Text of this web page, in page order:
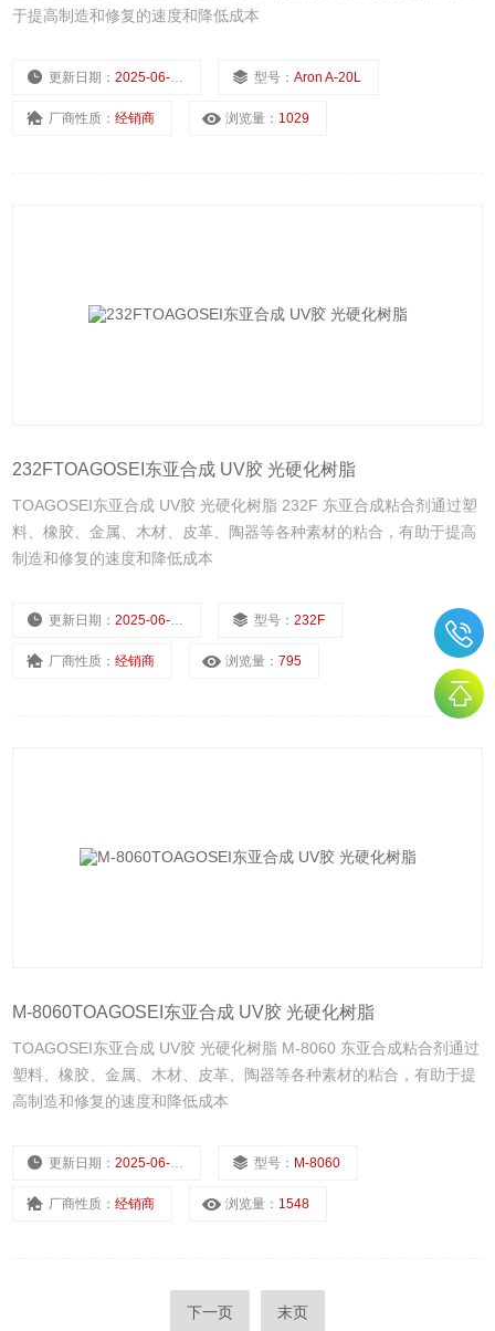
于提高制造和修复的速度和降低成本
更新日期：2025-06-28 型号：Aron A-20L
厂商性质：经销商 浏览量： 1029
232FTOAGOSEI东亚合成 UV胶 光硬化树脂
TOAGOSEI东亚合成 UV胶 光硬化树脂 232F 东亚合成粘合剂通过塑
料、橡胶、金属、木材、皮革、陶器等各种素材的粘合，有助于提高
制造和修复的速度和降低成本
更新日期：2025-06-28 型号：232F
厂商性质：经销商 浏览量：795
M-8060TOAGOSEI东亚合成 UV胶 光硬化树脂
TOAGOSEI东亚合成 UV胶 光硬化树脂 M-8060 东亚合成粘合剂通过
塑料、橡胶、金属、木材、皮革、陶器等各种素材的粘合，有助于提
高制造和修复的速度和降低成本
更新日期：2025-06-28 型号： M-8060
厂商性质：经销商 浏览量： 1548
下一页 末页